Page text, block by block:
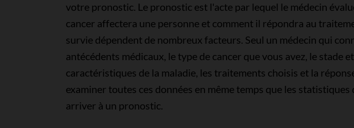
votre pronostic. Le pronostic est l'acte par lequel le médecin
cancer affectera une personne et comment il répondra au
survie dépendent de nombreux facteurs. Seul un médecin qui
antécédents médicaux, le type de cancer que vous avez, le stade
caractéristiques de la maladie, les traitements choisis et la
examiner toutes ces données en même temps que les statistiques
arriver à un pronostic.